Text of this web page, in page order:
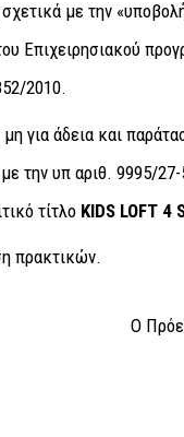
με την
Επιχειρησιακού
2010.
για άδεια και
την υπ αριθ. 9995/
τίτλο KIDS LOFT4
πρακτικών.
Ο